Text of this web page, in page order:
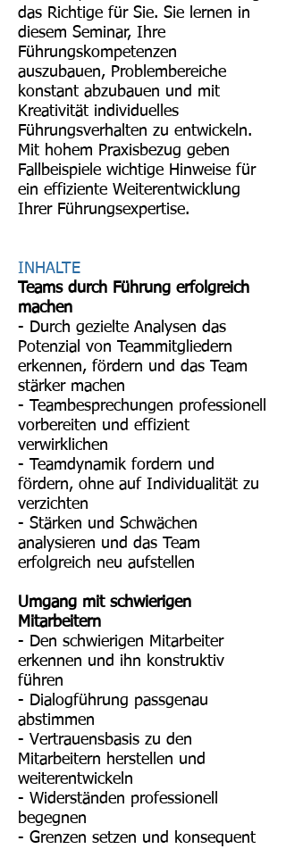
das Richtige für Sie. Sie lernen in
diesem Seminar, Ihre
Führungskompetenzen
auszubauen, Problembereiche
konstant abzubauen und mit
Kreativität individuelles
Führungsverhalten zu entwickeln.
Mit hohem Praxisbezug geben
Fallbeispiele wichtige Hinweise für
ein effiziente Weiterentwicklung
Ihrer Führungsexpertise.
INHALTE
Teams durch Führung erfolgreich
machen
- Durch gezielte Analysen das
Potenzial von Teammitgliedern
erkennen, fördern und das Team
stärker machen
- Teambesprechungen professionell
vorbereiten und effizient
verwirklichen
- Teamdynamik fordern und
fördern, ohne auf Individualität zu
verzichten
- Stärken und Schwächen
analysieren und das Team
erfolgreich neu aufstellen
Umgang mit schwierigen
Mitarbeitern
- Den schwierigen Mitarbeiter
erkennen und ihn konstruktiv
führen
- Dialogführung passgenau
abstimmen
- Vertrauensbasis zu den
Mitarbeitern herstellen und
weiterentwickeln
- Widerständen professionell
begegnen
- Grenzen setzen und konsequent